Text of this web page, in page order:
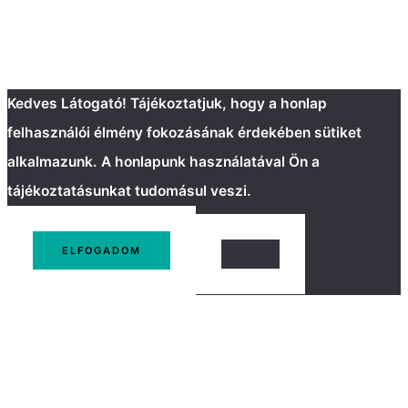
Kedves Látogató! Tájékoztatjuk, hogy a honlap
felhasználói élmény fokozásának érdekében sütiket
alkalmazunk. A honlapunk használatával Ön a
tájékoztatásunkat tudomásul veszi.
ELFOGADOM